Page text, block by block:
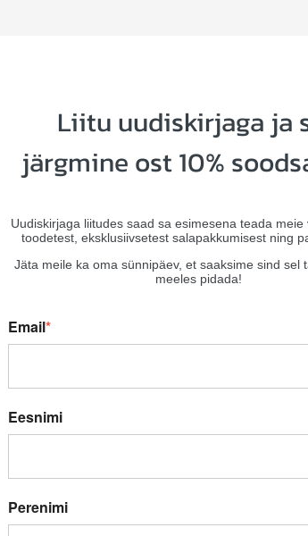
Liitu uudiskirjaga ja
järgmine ost 10%
Uudiskirjaga liitudes saad sa esimesena teada meie
toodetest, eksklusiivsetest salapakkumisest ning
Jäta meile ka oma sünnipäev, et saaksime sind sel
meeles pidada!
Email*
Eesnimi
Perenimi